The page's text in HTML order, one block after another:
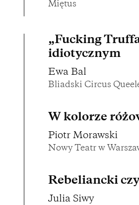
Miętus
„Fucking
idiotycznym
Ewa Bal
Bliadski Circus
W kolorze
Piotr Morawski
Nowy Teatr w
Rebeliancki
Julia Siwy